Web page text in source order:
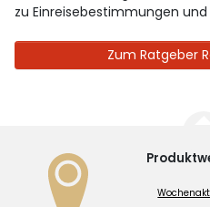
zu Einreisebestimmungen
Zum Ratgeber